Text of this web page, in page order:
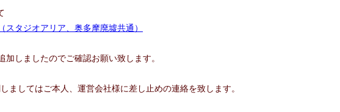
タジオアリア、奥多摩廃墟共通）
しましたのでご確認お願い致します。
してはご本人、運営会社様に差し止めの連絡を致します。